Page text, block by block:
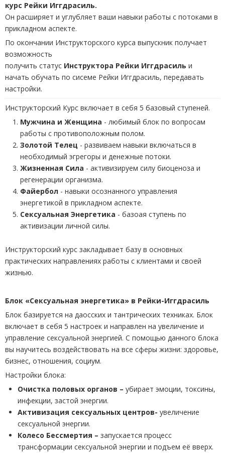
курс Рейки Иггдрасиль.
Он расширяет и углубляет ваши навыки работы с потоками в
прикладном аспекте.
По окончании Инструкторского курса выпускник получает
возможность
получить статус Инструктора Рейки Иггдрасиль и
начать обучать по сисеме Рейки Иггдрасиль, передавать
настройки.
Инструкторский Курс включает в себя 5 базовый ступеней.
Мужчина и Женщина - любимый блок по вопросам
работы с противоположным полом.
Золотой Телец - развиваем навыки включаться в
необходимый эгрегоры и денежные потоки.
Жизненная Сила - активизируем силу биоценоза и
регенерации организма.
Файербол - навыки осознанного управления
энергетикой в прикладном аспекте.
Сексуальная Энергетика - базоая ступень по
активизации личной силы.
Инструкторский курс закладывает базу в основных
практических направлениях работы с клиентами и своей
жизнью.
Блок «Сексуальная энергетика» в Рейки-Иггдрасиль
Блок базируется на даосских и тантрических техниках. Блок
включает в себя 5 настроек и направлен на увеличение и
управление сексуальной энергией. С помощью данного блока
вы научитесь воздействовать на все сферы жизни: здоровье,
бизнес, отношения, социум.
Настройки блока:
Очистка половых органов – убирает эмоции, токсины,
инфекции, застой энергии.
Активизация сексуальных центров- увеличение
сексуальной энергии.
Колесо Бессмертия – запускается процесс
трансформации сексуальной энергии и подъем её вверх.